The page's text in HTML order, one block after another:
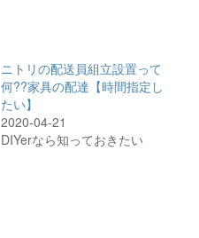
ニトリの配送員組立設置って
何??家具の配達【時間指定し
たい】
2020-04-21
DIYerなら知っておきたい